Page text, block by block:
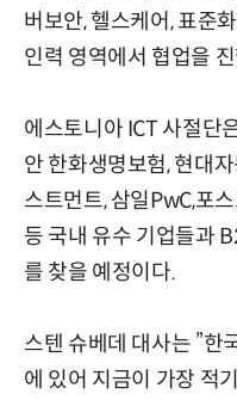
버보안, 헬스케어, 표준
인력 영역에서 협업을
에스토니아 ICT 사절단
안 한화생명보험, 현대
스트먼트, 삼일PwC,포
등 국내 유수 기업들과
를 찾을 예정이다.
스텐 슈베데 대사는 ”한
에 있어 지금이 가장 적